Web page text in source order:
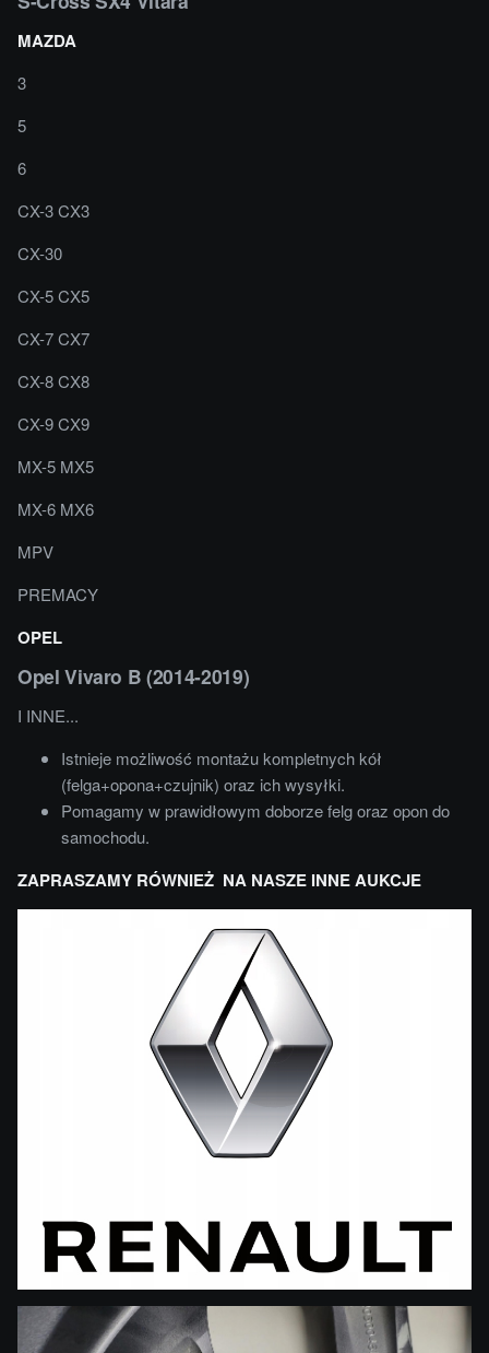
MAZDA
3
5
6
CX-3 CX3
CX-30
CX-5 CX5
CX-7 CX7
CX-8 CX8
CX-9 CX9
MX-5 MX5
MX-6 MX6
MPV
PREMACY
OPEL
Opel Vivaro B (2014-2019)
I INNE...
Istnieje możliwość montażu kompletnych kół
(felga+opona+czujnik) oraz ich wysyłki.
Pomagamy w prawidłowym doborze felg oraz opon do
samochodu.
ZAPRASZAMY RÓWNIEŻ NA NASZE INNE AUKCJE